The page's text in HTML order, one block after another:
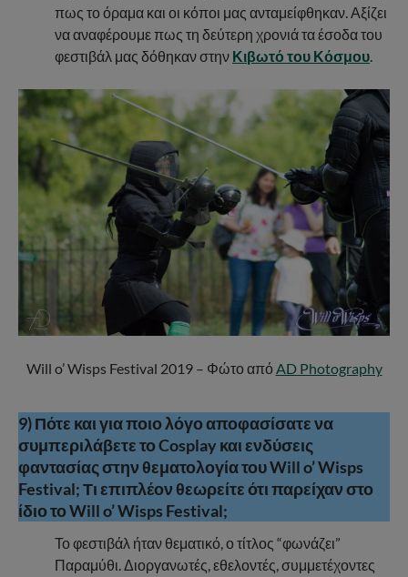
πως το όραμα και οι κόποι μας ανταμείφθηκαν. Αξίζει
να αναφέρουμε πως τη δεύτερη χρονιά τα έσοδα του
φεστιβάλ μας δόθηκαν στην Κιβωτό του Κόσμου.
Will o’ Wisps Festival 2019 – Φώτο από AD Photography
9) Πότε και για ποιο λόγο αποφασίσατε να
συμπεριλάβετε το Cosplay και ενδύσεις
φαντασίας στην θεματολογία του Will o’ Wisps
Festival; Τι επιπλέον θεωρείτε ότι παρείχαν στο
ίδιο το Will o’ Wisps Festival;
Το φεστιβάλ ήταν θεματικό, ο τίτλος “φωνάζει”
Παραμύθι. Διοργανωτές, εθελοντές, συμμετέχοντες